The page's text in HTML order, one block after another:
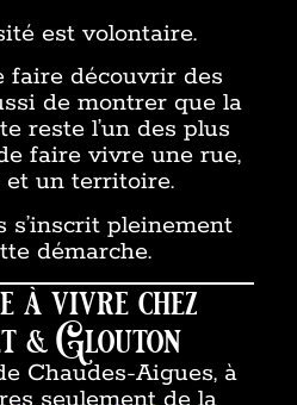
est volontaire.
faire découvrir des
de montrer que la
reste l’un des plus
faire vivre une rue,
un territoire.
s’inscrit pleinement
démarche.
à vivre chez
& Glouton
Chaudes-Aigues, à